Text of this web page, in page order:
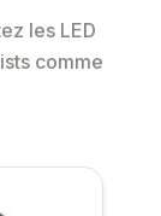
les LED
comme